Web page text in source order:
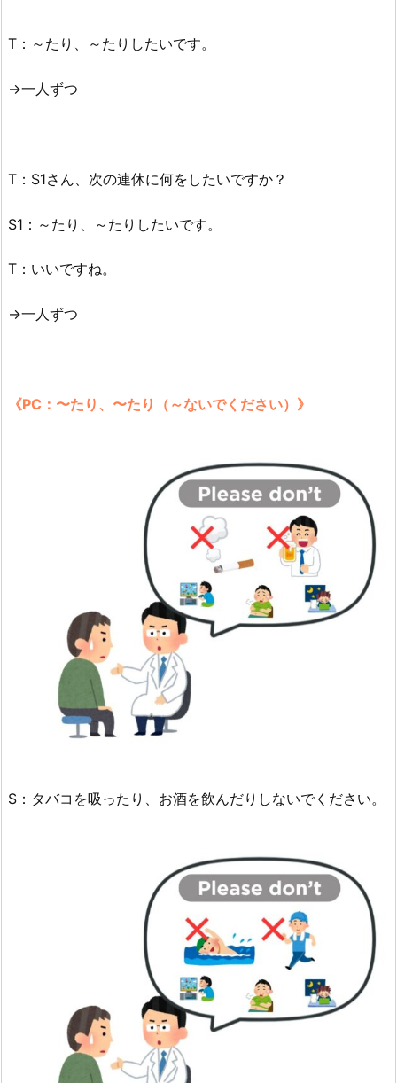
T：～たり、～たりしたいです。
→一人ずつ
T：S1さん、次の連休に何をしたいですか？
S1：～たり、～たりしたいです。
T：いいですね。
→一人ずつ
《PC：〜たり、〜たり（～ないでください）》
S：タバコを吸ったり、お酒を飲んだりしないでください。